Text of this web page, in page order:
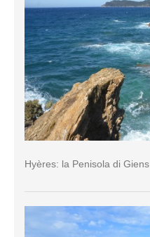
Hyères: la Penisola di Giens